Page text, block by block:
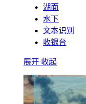
湖面
水下
文本识别
收银台
展开 收起